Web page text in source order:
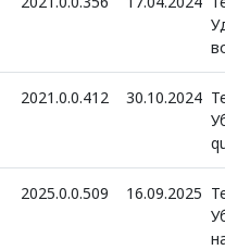
2021.0.0.412 30.10.2024
2025.0.0.509 16.09.2025